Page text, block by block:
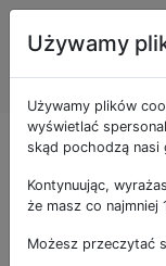
19
Używamy
Używamy plików
wyświetlać
skąd pochodzą nasi
Kontynuując,
że masz co najmniej
Możesz przeczytać